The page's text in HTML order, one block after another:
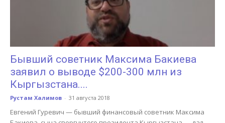
Бывший советник Максима Бакиева
заявил о выводе $200-300 млн из
Кыргызстана....
Рустам Халимов - 31 августа 2018
Евгений Гуревич — бывший финансовый советник Максима